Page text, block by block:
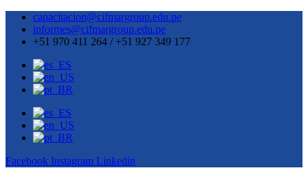
capacitacion@cifmargroup.edu.pe
informes@cifmargroup.edu.pe
+51 970 411 264 / +51 927 349 177
Facebook Instagram Linkedin